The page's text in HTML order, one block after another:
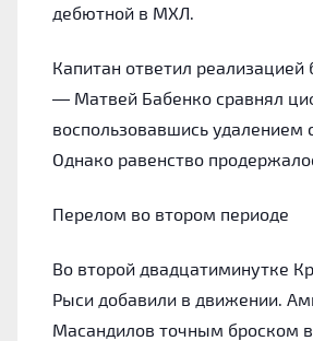
дебютной в МХЛ.
Капитан ответил реализацией
— Матвей Бабенко сравнял
воспользовавшись удалением
Однако равенство
Перелом во втором периоде
Во второй двадцатиминутке
Рыси добавили в движении.
Масандилов точным броском